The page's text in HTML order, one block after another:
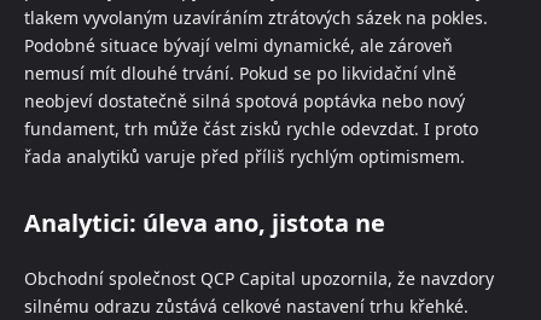
tlakem vyvolaným uzavíráním ztrátových sázek na pokles.
Podobné situace bývají velmi dynamické, ale zároveň
nemusí mít dlouhé trvání. Pokud se po likvidační vlně
neobjeví dostatečně silná spotová poptávka nebo nový
fundament, trh může část zisků rychle odevzdat. I proto
řada analytiků varuje před příliš rychlým optimismem.
Analytici: úleva ano, jistota ne
Obchodní společnost QCP Capital upozornila, že navzdory
silnému odrazu zůstává celkové nastavení trhu křehké.